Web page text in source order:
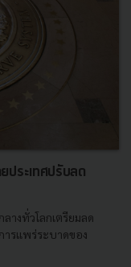
ประเทศปรับลด
างทั่วโลกเตรียมลด
ารแพร่ระบาดของ